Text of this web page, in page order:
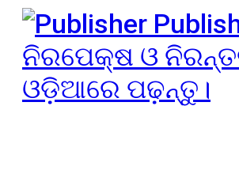
ନିରପେକ୍ଷ ଓ
ଓଡ଼ିଆରେ ପଢ଼ନ୍ତୁ।